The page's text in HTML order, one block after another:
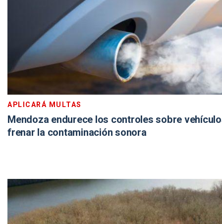
APLICARÁ MULTAS
Mendoza endurece los controles sobre
frenar la contaminación sonora